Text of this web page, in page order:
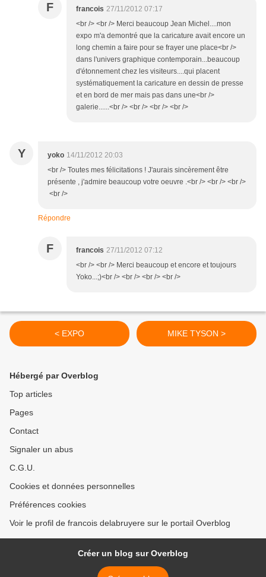
F francois 27/11/2012 07:17
<br /> <br /> Merci beaucoup Jean Michel....mon
expo m'a demontré que la caricature avait encore un
long chemin a faire pour se frayer une place<br />
dans l'univers graphique contemporain...beaucoup
d'étonnement chez les visiteurs....qui placent
systématiquement la caricature en dessin de presse
et en bord de mer mais pas dans une<br />
galerie......<br /> <br /> <br /> <br />
Y yoko 14/11/2012 20:03
<br /> Toutes mes félicitations ! J'aurais sincèrement être
présente , j'admire beaucoup votre oeuvre .<br /> <br /> <br />
<br />
Répondre
F francois 27/11/2012 07:12
<br /> <br /> Merci beaucoup et encore et toujours
Yoko...;)<br /> <br /> <br /> <br />
< EXPO MIKE TYSON >
Hébergé par Overblog
Top articles
Pages
Contact
Signaler un abus
C.G.U.
Cookies et données personnelles
Préférences cookies
Voir le profil de francois delabruyere sur le portail Overblog
Créer un blog sur Overblog